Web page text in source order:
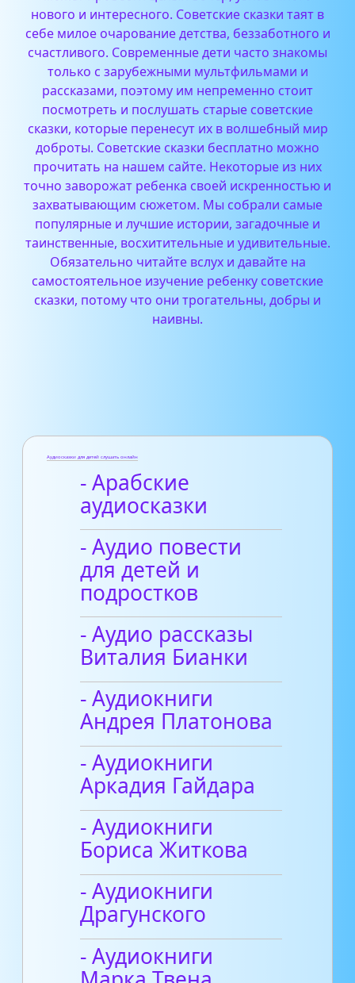
нового и интересного. Советские сказки таят в
себе милое очарование детства, беззаботного и
счастливого. Современные дети часто знакомы
только с зарубежными мультфильмами и
рассказами, поэтому им непременно стоит
посмотреть и послушать старые советские
сказки, которые перенесут их в волшебный мир
доброты. Советские сказки бесплатно можно
прочитать на нашем сайте. Некоторые из них
точно заворожат ребенка своей искренностью и
захватывающим сюжетом. Мы собрали самые
популярные и лучшие истории, загадочные и
таинственные, восхитительные и удивительные.
Обязательно читайте вслух и давайте на
самостоятельное изучение ребенку советские
сказки, потому что они трогательны, добры и
наивны.
Аудиосказки для детей слушать онлайн
- Арабские
аудиосказки
- Аудио повести
для детей и
подростков
- Аудио рассказы
Виталия Бианки
- Аудиокниги
Андрея Платонова
- Аудиокниги
Аркадия Гайдара
- Аудиокниги
Бориса Житкова
- Аудиокниги
Драгунского
- Аудиокниги